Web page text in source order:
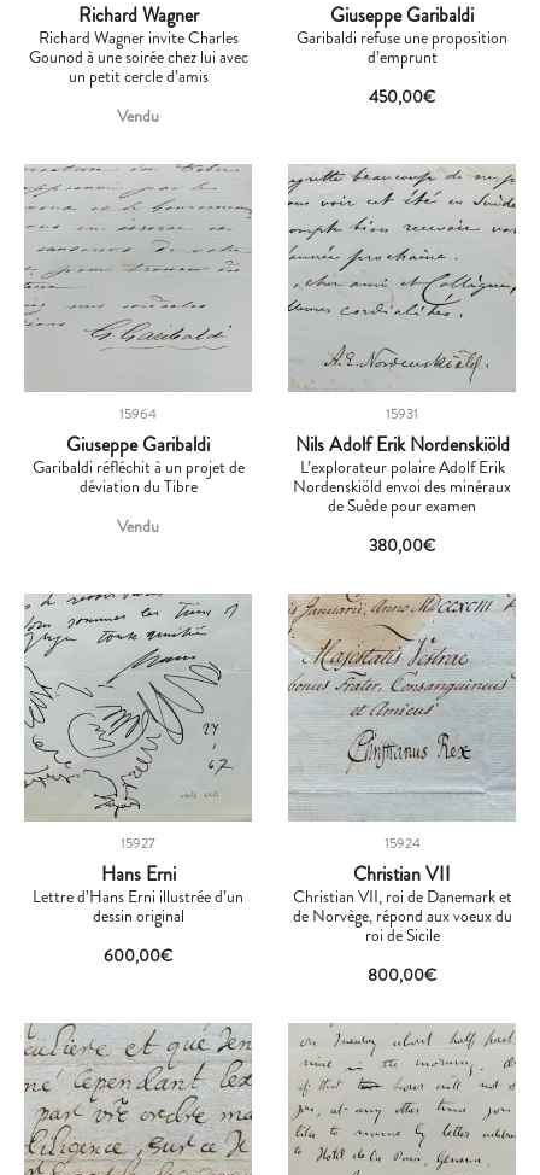
Richard Wagner
Richard Wagner invite Charles
Gounod à une soirée chez lui avec
un petit cercle d’amis
Vendu
Giuseppe Garibaldi
Garibaldi refuse une proposition
d’emprunt
450,00€
15964
Giuseppe Garibaldi
Garibaldi réfléchit à un projet de
déviation du Tibre
Vendu
15931
Nils Adolf Erik Nordenskiöld
L’explorateur polaire Adolf Erik
Nordenskiöld envoi des minéraux
de Suède pour examen
380,00€
15927
Hans Erni
Lettre d’Hans Erni illustrée d’un
dessin original
600,00€
15924
Christian VII
Christian VII, roi de Danemark et
de Norvège, répond aux voeux du
roi de Sicile
800,00€